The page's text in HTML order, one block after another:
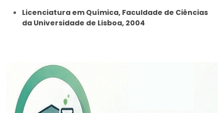
Licenciatura em Química, Faculdade de Ciências
da Universidade de Lisboa, 2004